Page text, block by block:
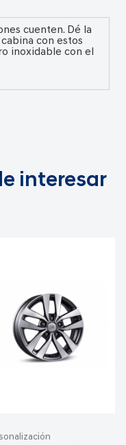
cuenten. Dé la
con estos
inoxidable con el
interesar